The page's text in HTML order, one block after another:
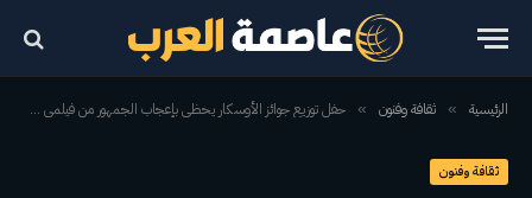
الرئيسية » ثقافة وفنون » حفل توزيع جوائز الأوسكار يحظى بإعجاب الجمهور من فيلمي “Barbie” و”Oppenheimer”، لكن التقييمات ليست ناجحة تمامًا
ثقافة وفنون